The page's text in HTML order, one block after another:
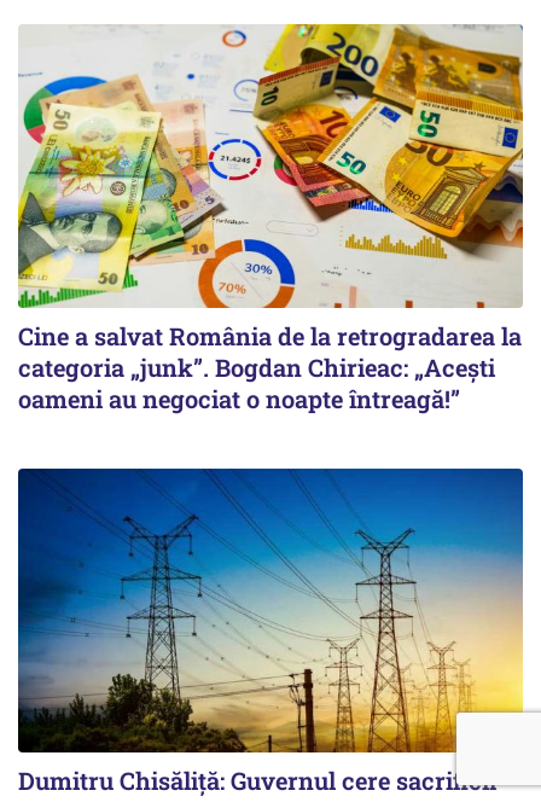
Cine a salvat România de la retrogradarea la
categoria „junk”. Bogdan Chirieac: „Acești
oameni au negociat o noapte întreagă!”
Dumitru Chisăliță: Guvernul cere sacrificii